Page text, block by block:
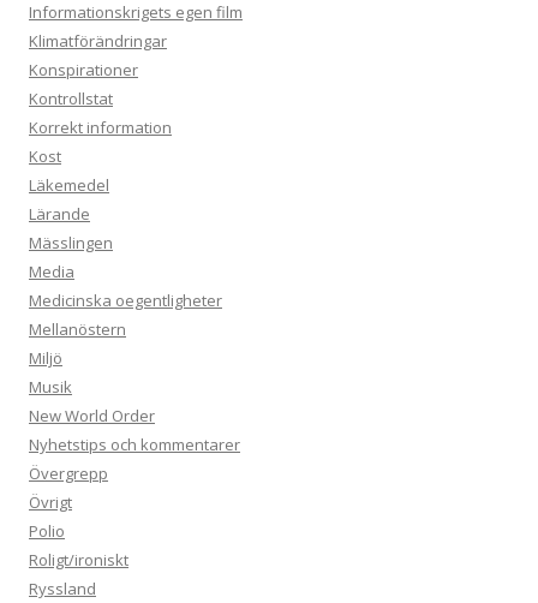
Informationskrigets egen film
Klimatförändringar
Konspirationer
Kontrollstat
Korrekt information
Kost
Läkemedel
Lärande
Mässlingen
Media
Medicinska oegentligheter
Mellanöstern
Miljö
Musik
New World Order
Nyhetstips och kommentarer
Övergrepp
Övrigt
Polio
Roligt/ironiskt
Ryssland